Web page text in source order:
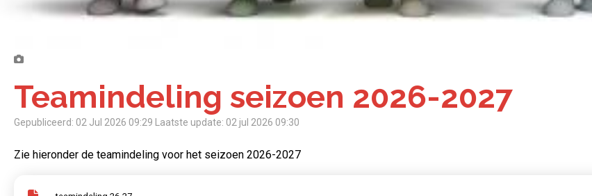
Teamindeling seizoen 2026-2027
Gepubliceerd: 02 Jul 2026 09:29 Laatste update: 02 jul 2026 09:30
Zie hieronder de teamindeling voor het seizoen 2026-2027